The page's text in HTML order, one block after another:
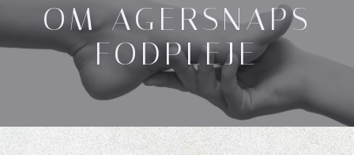
OM AGERSNAPS
FODPLEJE